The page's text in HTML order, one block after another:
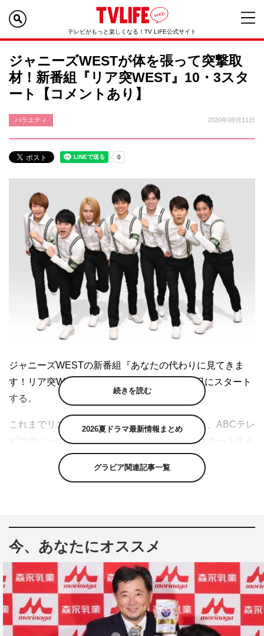
テレビがもっと楽しくなる！TV LIFE公式サイト
ジャニーズWESTが体を張って突撃取
材！新番組『リア突WEST』10・3スタ
ート【コメントあり】
バラエティ 2020年09月11日
ジャニーズWESTの新番組『あなたの代わりに見てきま
す！リア突WEST』（ABCテレビ）が10月3日にスタート
する。
これまでリニューアルを重ねながら続いてきた、ABCテレ
ビでのジャニーズWESTの冠番組。10月からスタートする
新シリーズは、「突撃！」がテーマ。日本全国にたくさん
存在する“理解不能”な人や場所、通称「リア凸案件」にジ
告”の場となるスタジオ収録でVTRを見て初めてどんなロ
ケだったかを知るという、とことん“リアル”にこだわった
スタイル。
10月3日放送の初回の突撃取材を担当したのは、重岡大毅
と小瀧望。「多摩川の野草を食べ尽くす！リアル草食
続きを読む
2026夏ドラマ最新情報まとめ
グラビア関連記事一覧
今、あなたにオススメ